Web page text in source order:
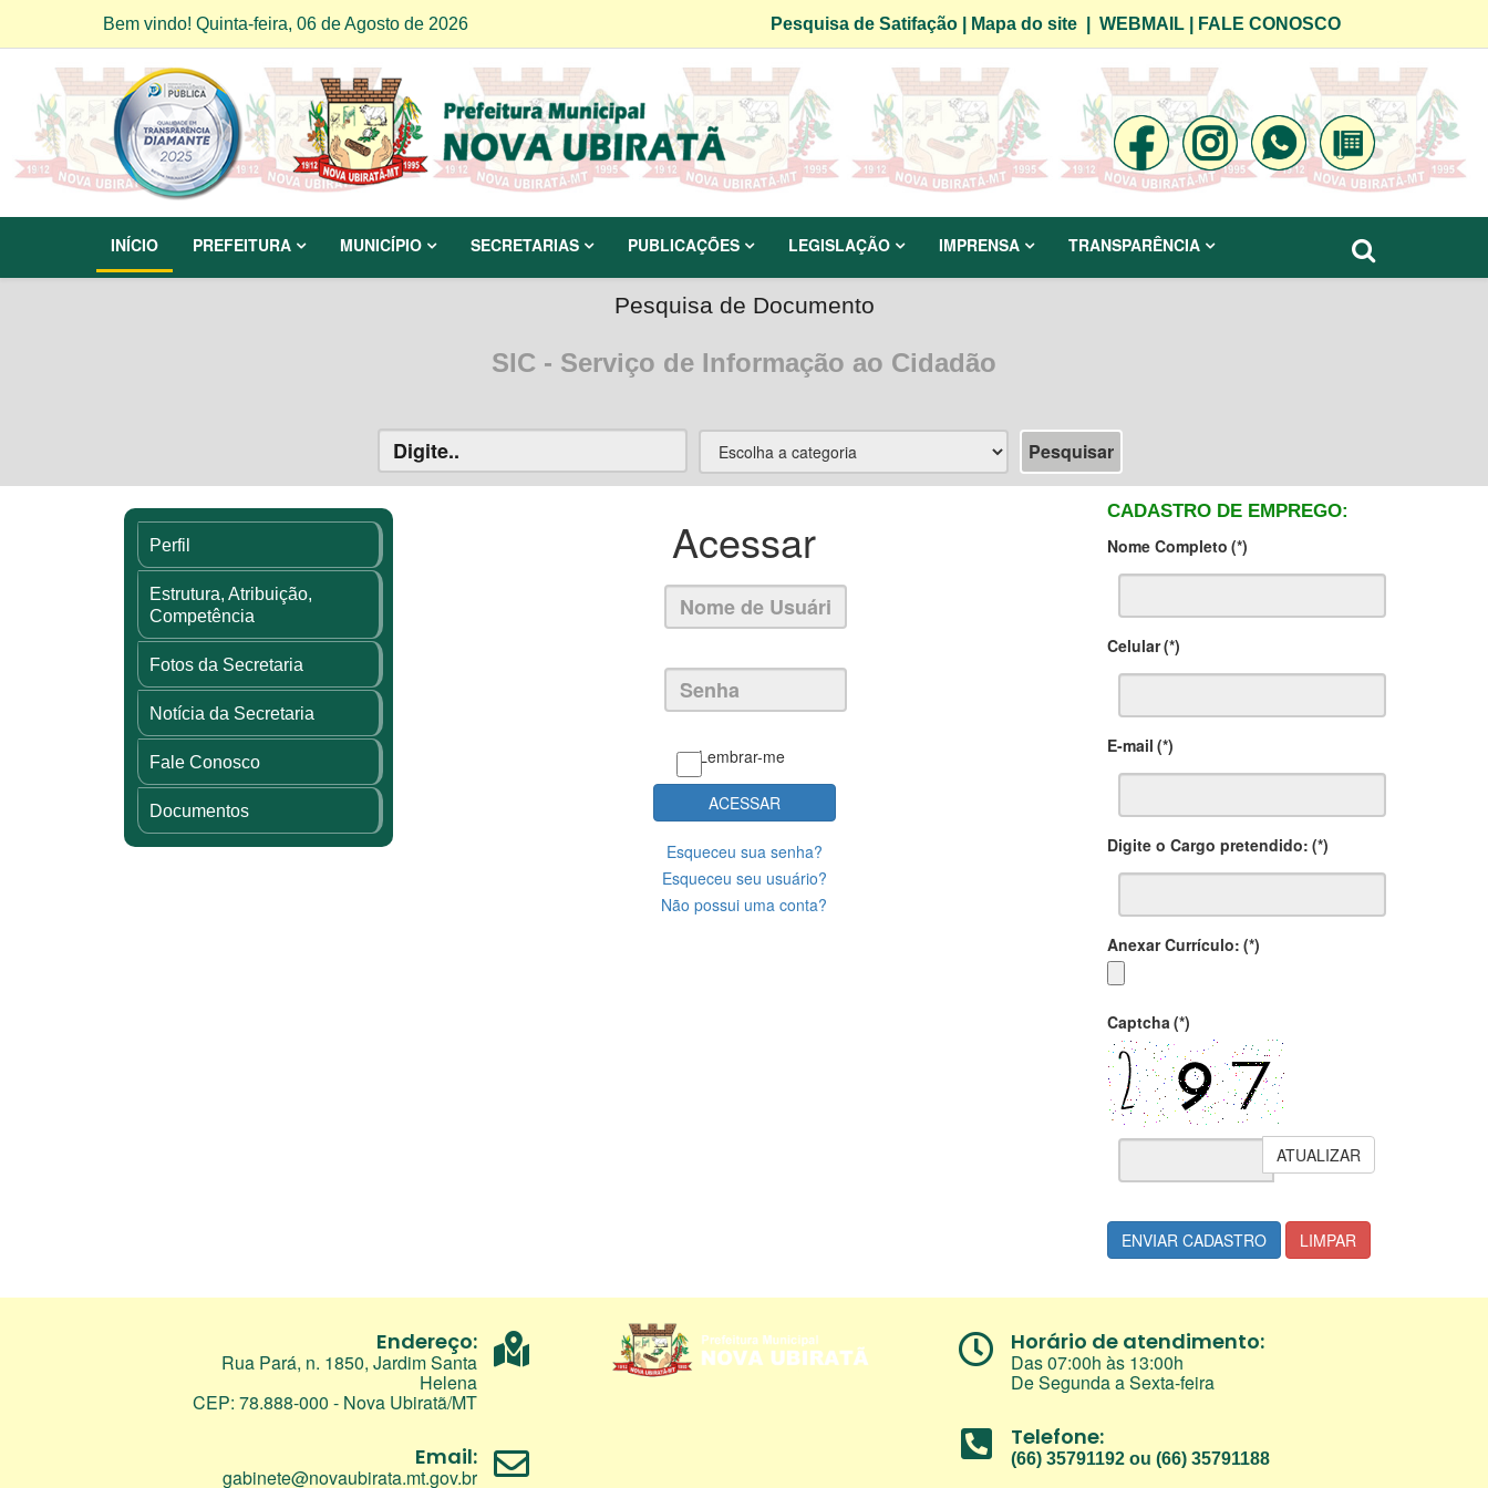
Bem vindo! Quinta-feira, 06 de Agosto de 2026 Pesquisa de Satifação| Mapa do site| WEBMAIL| FALE CONOSCO
INÍCIO PREFEITURA MUNICÍPIO SECRETARIAS PUBLICAÇÕES LEGISLAÇÃO IMPRENSA TRANSPARÊNCIA
Pesquisa de Documento
SIC - Serviço de Informação ao Cidadão
Perfil
Estrutura, Atribuição,
Competência
Fotos da Secretaria
Notícia da Secretaria
Fale Conosco
Documentos
Acessar
Lembrar-me
ACESSAR
Esqueceu sua senha?
Esqueceu seu usuário?
Não possui uma conta?
CADASTRO DE EMPREGO:
Nome Completo (*)
Celular(*)
E-mail (*)
Digite o Cargo pretendido: (*)
Anexar Currículo: (*)
Captcha(*)
ATUALIZAR
ENVIAR CADASTRO LIMPAR
Endereço:
Rua Pará, n. 1850, Jardim Santa
Helena
CEP: 78.888-000 - Nova Ubiratã/MT
Email:
gabinete@novaubirata.mt.gov.br
Horário de atendimento:
Das 07:00h às 13:00h
De Segunda a Sexta-feira
Telefone:
(66) 35791192 ou (66) 35791188